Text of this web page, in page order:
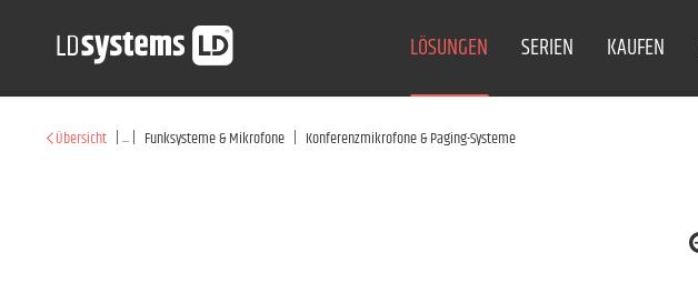
LÖSUNGEN SERIEN KAUFEN
Übersicht |...| Funksysteme & Mikrofone | Konferenzmikrofone & Paging-Systeme